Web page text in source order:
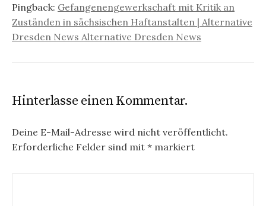
Pingback: Gefangenengewerkschaft mit Kritik an
Zuständen in sächsischen Haftanstalten | Alternative
Dresden News Alternative Dresden News
Hinterlasse einen Kommentar.
Deine E-Mail-Adresse wird nicht veröffentlicht.
Erforderliche Felder sind mit * markiert